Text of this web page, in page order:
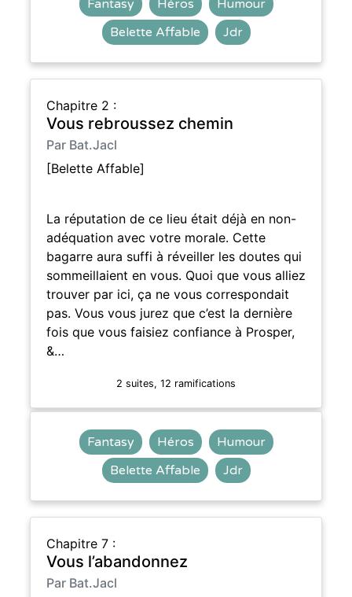
Fantasy Héros
Humour
Belette Affable
Jdr
Chapitre 2 :
Vous rebroussez chemin
Par Bat.Jacl
[Belette Affable]
La réputation de ce lieu était déjà en non-
adéquation avec votre morale. Cette
bagarre aura suffi à réveiller les doutes qui
sommeillaient en vous. Quoi que vous alliez
trouver par ici, ça ne vous correspondait
pas. Vous vous jurez que c’est la dernière
fois que vous faisiez confiance à Prosper,
&…
2 suites, 12 ramifications
Fantasy Héros
Humour
Belette Affable
Jdr
Chapitre 7 :
Vous l’abandonnez
Par Bat.Jacl